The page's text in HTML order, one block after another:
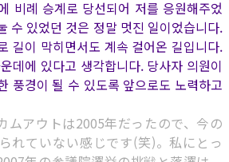
비례 승계로 당선되어 저를 응원해주었
수 있었던 것은 정말 멋진 일이었습니다.
길이 막히면서도 계속 걸어온 길입니다.
데에 있다고 생각합니다. 당사자 의원이
풍경이 될 수 있도록 앞으로도 노력하고
ムアウトは2005年だったので、今の
れていない感じです(笑)。私にとっ